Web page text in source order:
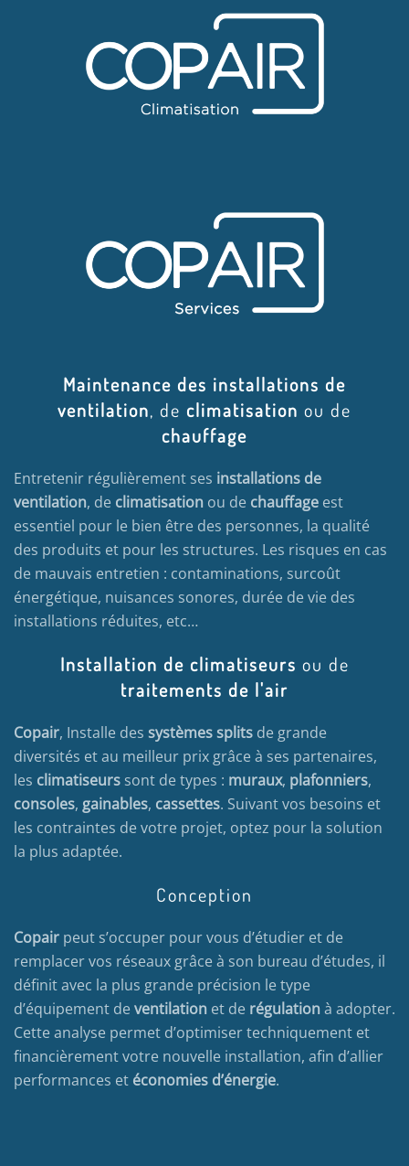
Maintenance des installations de
ventilation, de climatisation ou de
chauffage
Entretenir régulièrement ses installations de
ventilation, de climatisation ou de chauffage est
essentiel pour le bien être des personnes, la qualité
des produits et pour les structures. Les risques en cas
de mauvais entretien : contaminations, surcoût
énergétique, nuisances sonores, durée de vie des
installations réduites, etc…
Installation de climatiseurs ou de
traitements de l'air
Copair, Installe des systèmes splits de grande
diversités et au meilleur prix grâce à ses partenaires,
les climatiseurs sont de types : muraux, plafonniers,
consoles, gainables, cassettes. Suivant vos besoins et
les contraintes de votre projet, optez pour la solution
la plus adaptée.
Conception
Copair peut s’occuper pour vous d’étudier et de
remplacer vos réseaux grâce à son bureau d’études, il
définit avec la plus grande précision le type
d’équipement deventilation et de régulationà adopter.
Cette analyse permet d’optimiser techniquement et
financièrement votre nouvelle installation, afin d’allier
performances et économies d’énergie.